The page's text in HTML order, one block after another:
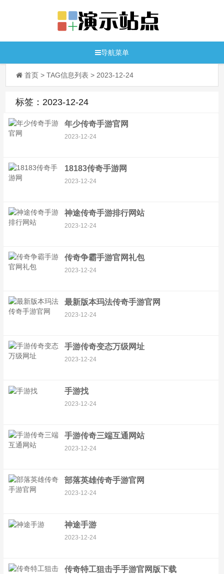
导航菜单
首页 > TAG信息列表 > 2023-12-24
标签：2023-12-24
年少传奇手游官网
2023-12-24
18183传奇手游网
2023-12-24
神途传奇手游排行网站
2023-12-24
传奇争霸手游官网礼包
2023-12-24
最新版本玛法传奇手游官网
2023-12-24
手游传奇变态万级网址
2023-12-24
手游找
2023-12-24
手游传奇三端互通网站
2023-12-24
部落英雄传奇手游官网
2023-12-24
神途手游
2023-12-24
传奇特工狙击手手游官网版下载